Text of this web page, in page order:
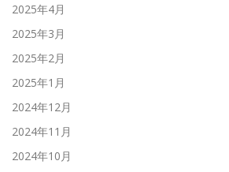
2025年4月
2025年3月
2025年2月
2025年1月
2024年12月
2024年11月
2024年10月